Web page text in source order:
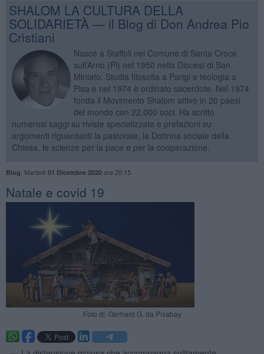
SHALOM LA CULTURA DELLA
SOLIDARIETÀ — il Blog di Don Andrea Pio
Cristiani
Nasce a Staffoli nel Comune di Santa Croce
sull’Arno (Pi) nel 1950 nella Diocesi di San
Miniato. Studia filosofia a Parigi e teologia a
Pisa e nel 1974 è ordinato sacerdote. Nel 1974
fonda il Movimento Shalom attivo in 20 paesi
del mondo con 22.000 soci. Ha scritto
numerosi saggi su riviste specializzate e prefazioni su
argomenti riguardanti la pastorale, la Dottrina sociale della
Chiesa, le scienze per la pace e per la cooperazione.
Blog Martedì 01 Dicembre 2020ore 20:15
Natale e covid 19
Foto di: Gerhard G. da Pixabay